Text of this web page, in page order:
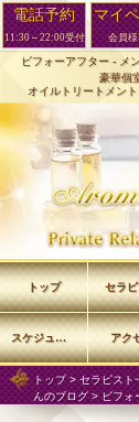
ビフォーアフター - メ
豪華個
オイルトリートメン
トップ> セラピスト
んのブログ> ビフォ
トップ セラ
スケジュール アク
電話予約
11:30～22:00受付
マイ
会員